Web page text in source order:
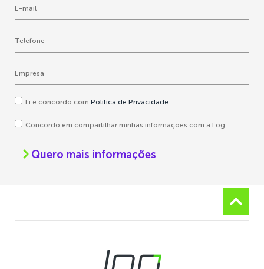
Li e concordo com Política de Privacidade
Concordo em compartilhar minhas informações com a Log
Quero mais informações